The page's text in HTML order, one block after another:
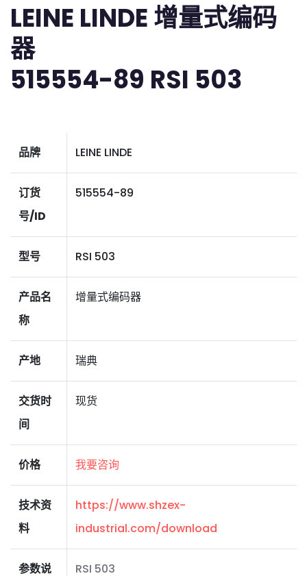
LEINE LINDE 增量式编码
器
515554-89 RSI 503
品牌 LEINE LINDE
订货
号/ID
515554-89
型号 RSI 503
产品名
称
增量式编码器
产地 瑞典
交货时
间
现货
价格 我要咨询
技术资
料
https://www.shzex-
industrial.com/download
参数说
RSI 503